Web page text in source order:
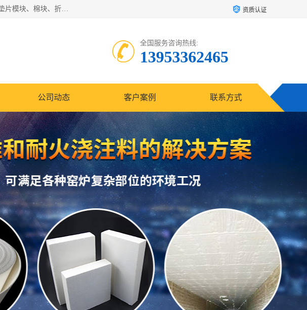
1260卷毡针刺毯，1360标准高纯高铝毯，1430度低锆锆铝含锆毯，普通挡渣棉卷毡，防火纸、挡火板、隔热垫片模块、棉块、折叠块、散棉高温固化剂价格规格密度多少钱图片视频立方平米参数指标 资质认证
全国服务咨询热线:
13953362465
公司动态 客户案例 联系方式